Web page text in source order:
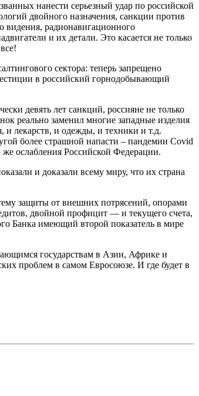
нанести серьезный удар по российской
двойного назначения, санкции против
видения, радионавигационного
и их детали. Это касается не только
сектора: теперь запрещено
в российский горнодобывающий
девять лет санкций, россияне не только
реально заменил многие западные изделия
и лекарств, и одежды, и техники и т.д.
более страшной напасти – пандемии Covid
ослабления Российской Федерации.
и доказали всему миру, что их страна
защиты от внешних потрясений, опорами
двойной профицит — и текущего счета,
Банка имеющий второй показатель в мире
государствам в Азии, Африке и
проблем в самом Евросоюзе. И где будет в